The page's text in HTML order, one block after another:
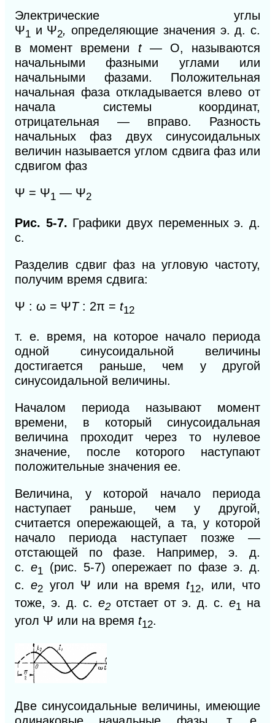
Электрические углы
Ψ1 и Ψ2,определяющие значения э. д. с.
в момент времени t — О, называются
начальными фазными углами или
начальными фазами. Положительная
начальная фаза откладывается влево от
начала системы координат,
отрицательная — вправо. Разность
начальных фаз двух синусоидальных
величин называется углом сдвига фаз или
сдвигом фаз
Ψ = Ψ1 — Ψ2
Рис. 5-7. Графики двух переменных э. д.
с.
Разделив сдвиг фаз на угловую частоту,
получим время сдвига:
Ψ : ω = ΨT: 2π = t12
т. е. время, на которое начало периода
одной синусоидальной величины
достигается раньше, чем у другой
синусоидальной величины.
Началом периода называют момент
времени, в который синусоидальная
величина проходит через то нулевое
значение, после которого наступают
положительные значения ее.
Величина, у которой начало периода
наступает раньше, чем у другой,
считается опережающей, а та, у которой
начало периода наступает позже —
отстающей по фазе. Например, э. д.
с.е1 (рис. 5-7) опережает по фазе э. д.
с.е2 угол Ψ или на время t12, или, что
тоже, э. д. с. е2 отстает от э. д. с. е1 на
угол Ψ или на время t12.
Две синусоидальные величины, имеющие